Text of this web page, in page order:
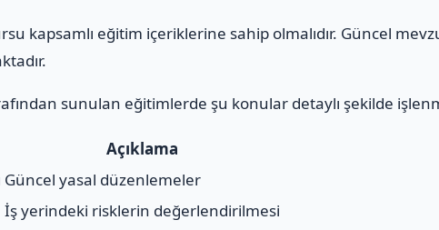
kapsamlı eğitim içeriklerine sahip olmalıdır. Güncel
sunulan eğitimlerde şu konular detaylı şekilde
Açıklama
Güncel yasal düzenlemeler
İş yerindeki risklerin değerlendirilmesi